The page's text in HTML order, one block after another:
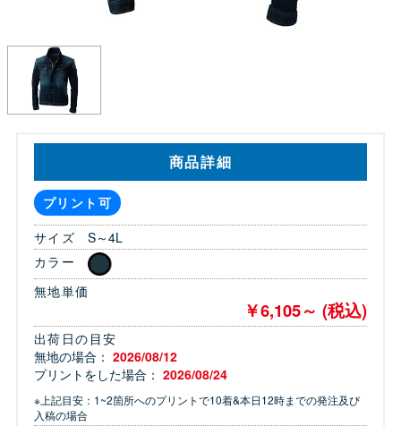
商品詳細
プリント可
サイズ
S～4L
カラー
無地単価
￥6,105～ (税込)
出荷日の目安
無地の場合： 2026/08/12
プリントをした場合： 2026/08/24
※上記目安：1~2箇所へのプリントで10着&本日12時までの発注及び
入稿の場合